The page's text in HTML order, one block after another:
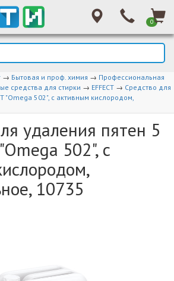
0
→ Бытовая и проф. химия → Профессиональная
средства для стирки → EFFECT → Средство для
"Omega 502", с активным кислородом,
удаления пятен 5
502", с
10735